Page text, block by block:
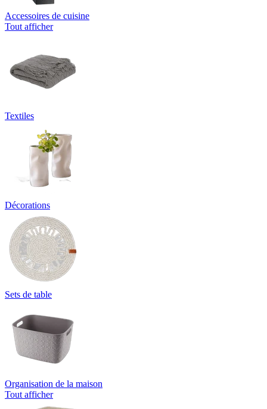
Accessoires de cuisine
Tout afficher
Textiles
Décorations
Sets de table
Organisation de la maison
Tout afficher